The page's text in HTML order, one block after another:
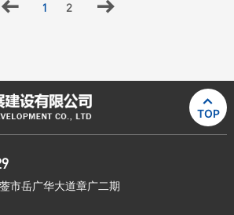
 1 2 

TOP
市岳广华大道章广二期